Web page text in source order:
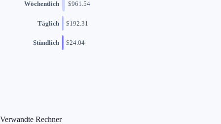
Wöchentlich $961.54
Täglich $192.31
Stündlich $24.04
Verwandte Rechner